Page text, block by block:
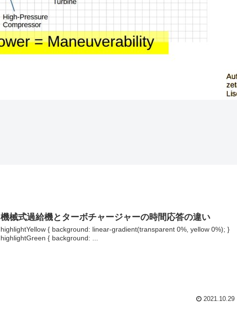
機械式過給機とターボチャージャーの時間応答の違い
highlightYellow { background: linear-gradient(transparent 0%, yellow 0%); }
highlightGreen { background: ...
2021.10.29